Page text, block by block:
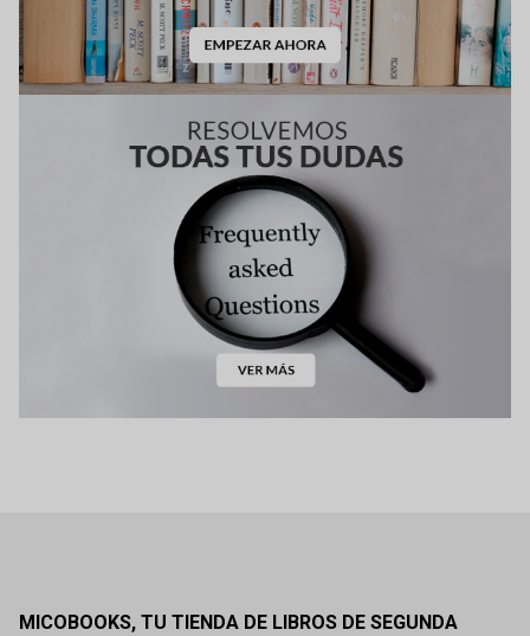
MICOBOOKS, TU TIENDA DE LIBROS DE SEGUNDA